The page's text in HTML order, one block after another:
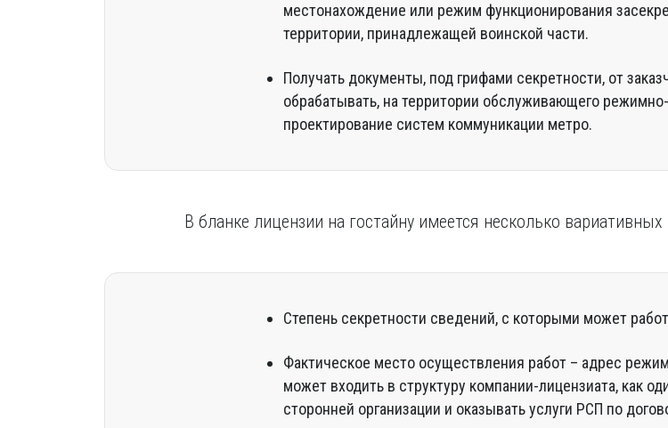
местонахождение или режим функционирования
территории, принадлежащей воинской части.
Получать документы, под грифами секретности, от
обрабатывать, на территории обслуживающего
проектирование систем коммуникации метро.
В бланке лицензии на гостайну имеется несколько
Степень секретности сведений, с которыми может
Фактическое место осуществления работ – адрес
может входить в структуру компании-лицензиата, как
сторонней организации и оказывать услуги РСП по